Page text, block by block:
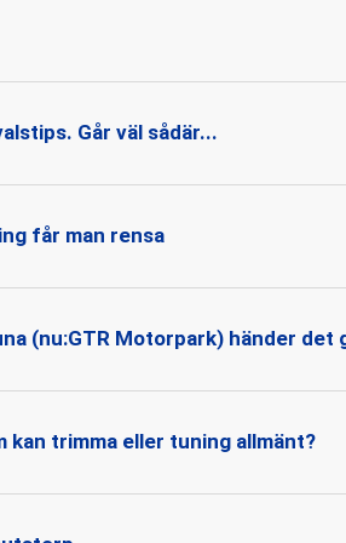
Går väl sådär...
får man rensa
(nu:GTR Motorpark) händer det
kan trimma eller tuning allmänt?